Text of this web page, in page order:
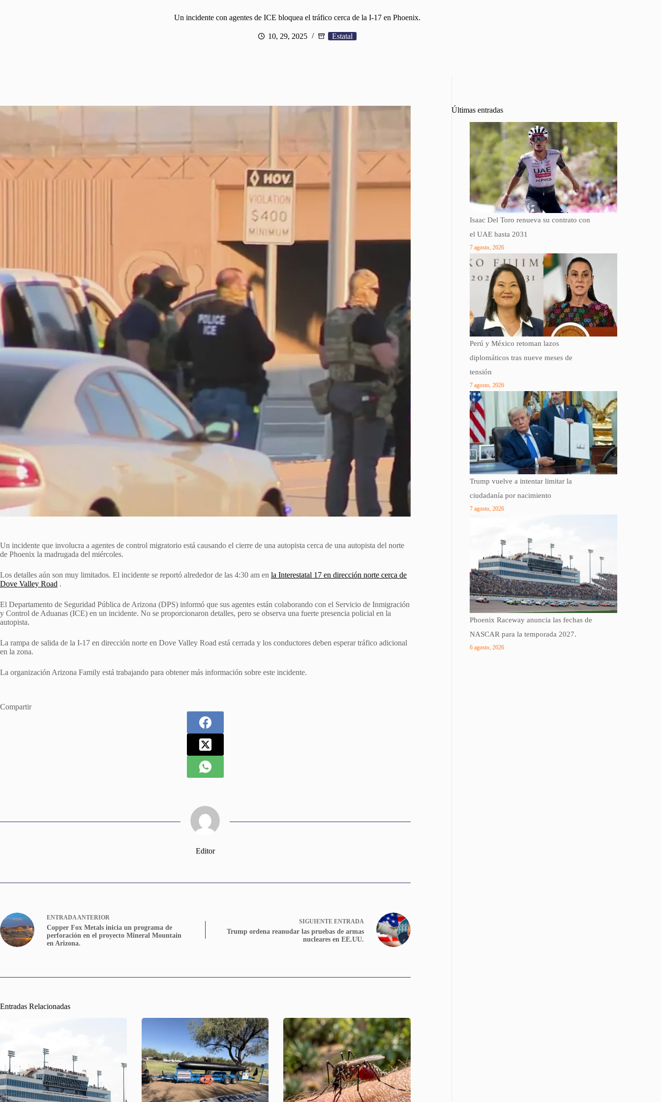
Un incidente con agentes de ICE bloquea el tráfico cerca de la I-17 en Phoenix.
10, 29, 2025 Estatal
Un incidente que involucra a agentes de control migratorio está causando el cierre de una autopista cerca de una autopista del norte
de Phoenix la madrugada del miércoles.
Los detalles aún son muy limitados. El incidente se reportó alrededor de las 4:30 am en la Interestatal 17 en dirección norte cerca de
Dove Valley Road .
El Departamento de Seguridad Pública de Arizona (DPS) informó que sus agentes están colaborando con el Servicio de Inmigración
y Control de Aduanas (ICE) en un incidente. No se proporcionaron detalles, pero se observa una fuerte presencia policial en la
autopista.
La rampa de salida de la I-17 en dirección norte en Dove Valley Road está cerrada y los conductores deben esperar tráfico adicional
en la zona.
La organización Arizona Family está trabajando para obtener más información sobre este incidente.
Compartir
Editor
ENTRADA ANTERIOR
Copper Fox Metals inicia un programa de
perforación en el proyecto Mineral Mountain
en Arizona.
SIGUIENTE ENTRADA
Trump ordena reanudar las pruebas de armas
nucleares en EE.UU.
Entradas Relacionadas
Últimas entradas
Isaac Del Toro renueva su contrato con
el UAE hasta 2031
7 agosto, 2026
Perú y México retoman lazos
diplomáticos tras nueve meses de
tensión
7 agosto, 2026
Trump vuelve a intentar limitar la
ciudadanía por nacimiento
7 agosto, 2026
Phoenix Raceway anuncia las fechas de
NASCAR para la temporada 2027.
6 agosto, 2026